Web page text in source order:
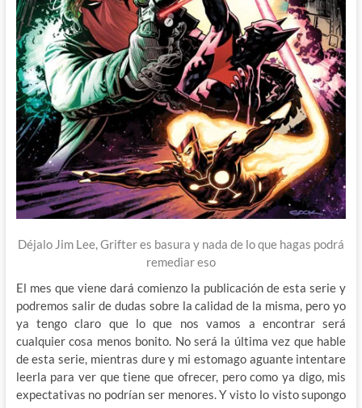
Déjalo Jim Lee, Grifter es basura y nada de lo que hagas podrá
remediar eso
El mes que viene dará comienzo la publicación de esta serie y
podremos salir de dudas sobre la calidad de la misma, pero yo
ya tengo claro que lo que nos vamos a encontrar será
cualquier cosa menos bonito. No será la última vez que hable
de esta serie, mientras dure y mi estomago aguante intentare
leerla para ver que tiene que ofrecer, pero como ya digo, mis
expectativas no podrían ser menores. Y visto lo visto supongo